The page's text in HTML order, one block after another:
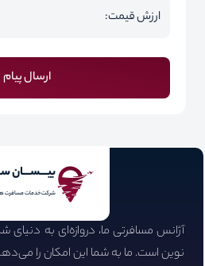
ارزش قیمت:
ارسال پیام
بیـــســـان
شرکت خدمات مسافرت
آژانس مسافرتی ما، دروازه‌ای به
نوین است. ما به شما این امکان را